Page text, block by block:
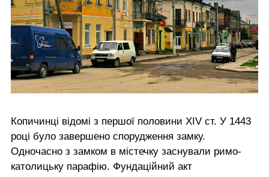
Копичинці відомі з першої половини XIV ст. У 1443
році було завершено спорудження замку.
Одночасно з замком в містечку заснували римо-
католицьку парафію. Фундаційний акт